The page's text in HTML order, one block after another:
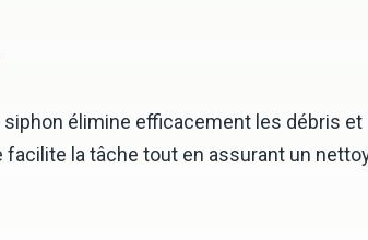
élimine efficacement les débris
la tâche tout en assurant un